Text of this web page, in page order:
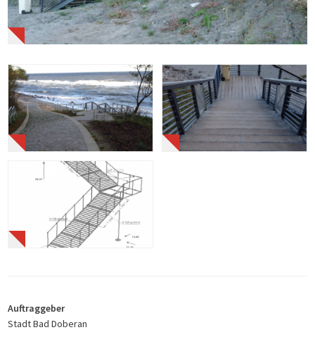
Auftraggeber
Stadt Bad Doberan